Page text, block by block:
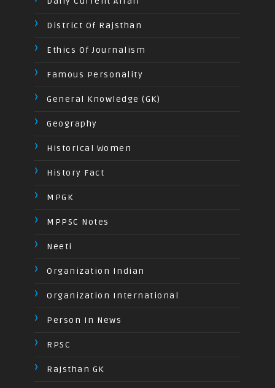
District Of Rajsthan
Ethics Of Journalism
Famous Personality
General Knowledge (GK)
Geography
Historical Women
History Fact
MPGK
MPPSC Notes
Neeti
Organization Indian
Organization International
Person In News
RPSC
Rajsthan GK